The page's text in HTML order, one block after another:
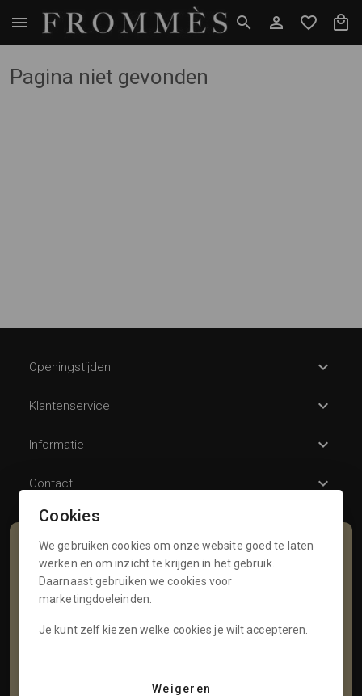
Pagina niet gevonden
Openingstijden
Klantenservice
Informatie
Contact
Schrijf je in voor onze nieuwsbrief
Voornaam
Cookies
We gebruiken cookies om onze website goed te laten
werken en om inzicht te krijgen in het gebruik.
Daarnaast gebruiken we cookies voor
marketingdoeleinden.
Je kunt zelf kiezen welke cookies je wilt accepteren.
Weigeren